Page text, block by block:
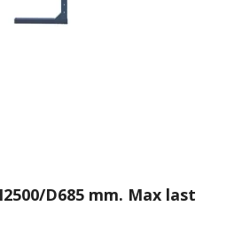
D685 mm. Max last